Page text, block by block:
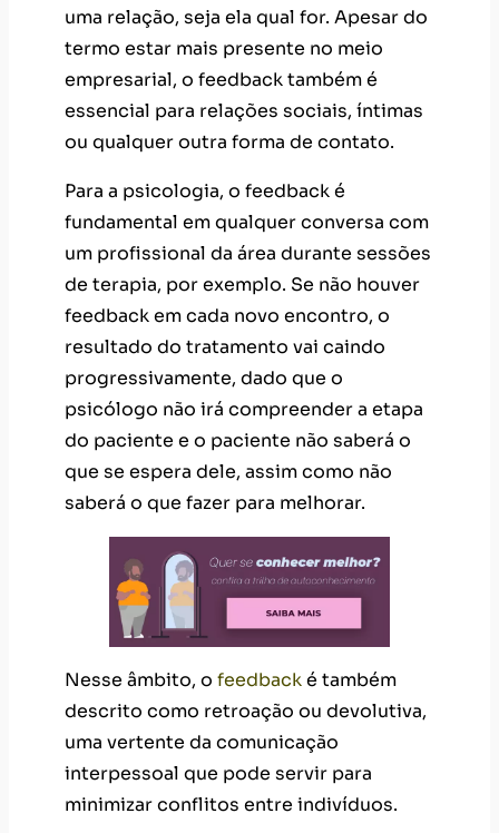
uma relação, seja ela qual for. Apesar do
termo estar mais presente no meio
empresarial, o feedback também é
essencial para relações sociais, íntimas
ou qualquer outra forma de contato.
Para a psicologia, o feedback é
fundamental em qualquer conversa com
um profissional da área durante sessões
de terapia, por exemplo. Se não houver
feedback em cada novo encontro, o
resultado do tratamento vai caindo
progressivamente, dado que o
psicólogo não irá compreender a etapa
do paciente e o paciente não saberá o
que se espera dele, assim como não
saberá o que fazer para melhorar.
Nesse âmbito, o feedbacké também
descrito como retroação ou devolutiva,
uma vertente da comunicação
interpessoal que pode servir para
minimizar conflitos entre indivíduos.